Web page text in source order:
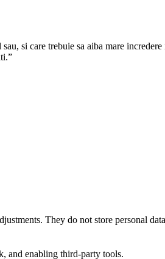
si care trebuie sa aiba mare
They do not store personal
and enabling third-party tools.